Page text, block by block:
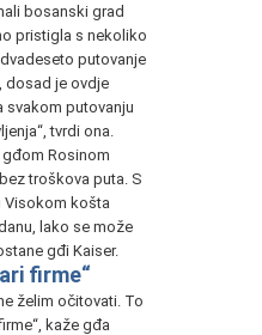
bosanski grad
pristigla s nekoliko
putovanje
dosad je ovdje
svakom putovanju
tvrdi ona.
Rosinom
troškova puta. S
Visokom košta
lako se može
gđi Kaiser.
firme“
želim očitovati. To
kaže gđa